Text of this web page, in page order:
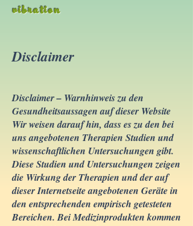
vibration
Disclaimer
Disclaimer – Warnhinweis zu den
Gesundheitsaussagen auf dieser Website
Wir weisen darauf hin, dass es zu den bei
uns angebotenen Therapien Studien und
wissenschaftlichen Untersuchungen gibt.
Diese Studien und Untersuchungen zeigen
die Wirkung der Therapien und der auf
dieser Internetseite angebotenen Geräte in
den entsprechenden empirisch getesteten
Bereichen. Bei Medizinprodukten kommen